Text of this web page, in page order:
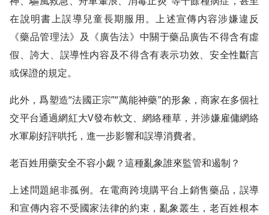
在說明書上誤導兒童長期服用。上述宣傳内容涉嫌違反
《藥品管理法》及《廣告法》中關于藥品廣告不得含有虛
假、誇大、誤導性内容及不得含有表示功效、安全性斷言
或保證的規定。
此外，爲塑造“法國正宗”“萬能神藥”的形象，商家在多個社
交平台通過網紅大V發布軟文、網絡種草，并涉嫌雇傭網絡
水軍刷好評哄托，進一步影響和誤導消費者。
老百姓用藥安全不容小觑？這種亂象誰來監管和遏制？
上述問題絕非孤例。在電商跨境購平台上銷售藥品，誤導
和宣傳内容不受國家法律的約束，亂象叢生，老百姓根本